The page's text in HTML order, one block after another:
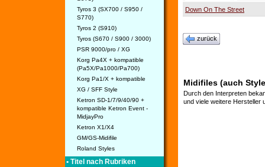
Tyros 3 (SX700 / S950 /
S770)
Tyros 2 (S910)
Tyros (S670 / S900 / 3000)
PSR 9000/pro / XG
Korg Pa4X + kompatible
(Pa5X/Pa1000/Pa700)
Korg Pa1/X + kompatible
XG / SFF Style
Ketron SD-1/7/9/40/90 +
kompatible Ketron Event -
MidjayPro
Ketron X1/X4
GM/GS-Midifile
Roland Styles
• Titel nach Rubriken
Down On The Street
zurück
Midifiles (auch
Durch den Interpreten
und viele weitere Hersteller